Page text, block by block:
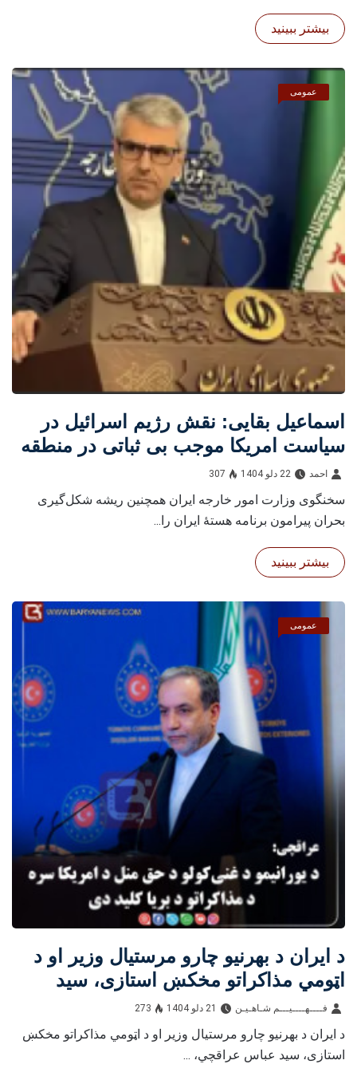
بیشتر ببینید
عمومی
اسماعیل بقایی: نقش رژیم اسرائيل در
سیاست امریکا موجب بی ثباتی در منطقه
شده است
احمد 22 دلو 1404 307
سخنگوی وزارت امور خارجه ایران همچنین ریشه شکل‌گیری
بحران پیرامون برنامه هستۀ ایران را...
بیشتر ببینید
عمومی
د ایران د بهرنیو چارو مرستیال وزیر او د
اټومي مذاکراتو مخکښ استازی، سید
عباس عراقچي: د یورانیمو د غني‌کولو د
حق منل د امریکا سره د مذاکراتو د بریا
کلید دی
فــــهــــيـــم شـاهـیـن‎‎ 21 دلو 1404 273
د ایران د بهرنیو چارو مرستیال وزیر او د اټومي مذاکراتو مخکښ
استازی، سید عباس عراقچي، ...